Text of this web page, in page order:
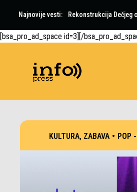
Najnovije vesti: Rekonstrukcija Dečjeg
[bsa_pro_ad_space id=3][/
KULTURA, ZABAVA • POP